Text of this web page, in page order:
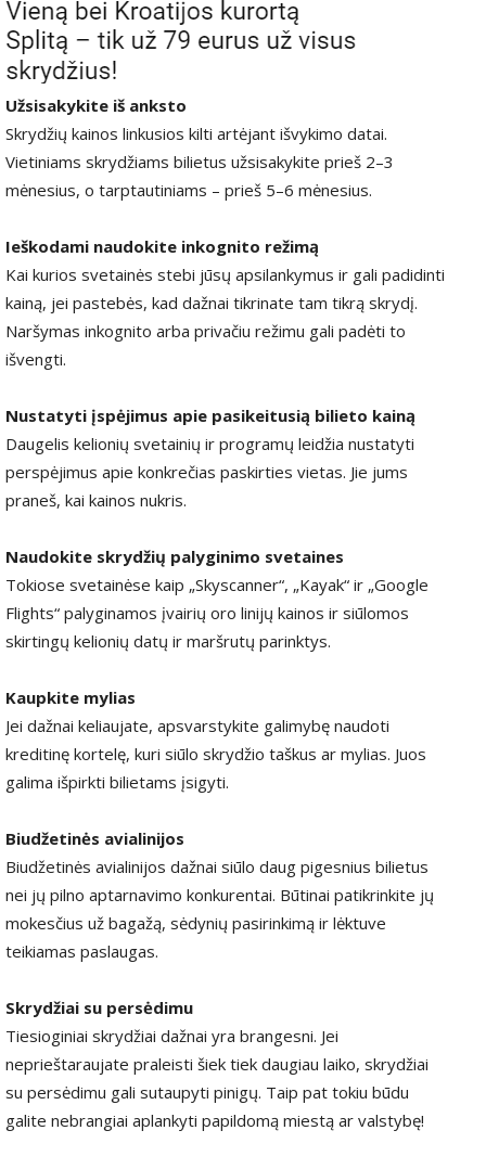
Užsisakykite iš anksto
Skrydžių kainos linkusios kilti artėjant išvykimo datai.
Vietiniams skrydžiams bilietus užsisakykite prieš 2–3
mėnesius, o tarptautiniams – prieš 5–6 mėnesius.
Ieškodami naudokite inkognito režimą
Kai kurios svetainės stebi jūsų apsilankymus ir gali padidinti
kainą, jei pastebės, kad dažnai tikrinate tam tikrą skrydį.
Naršymas inkognito arba privačiu režimu gali padėti to
išvengti.
Nustatyti įspėjimus apie pasikeitusią bilieto kainą
Daugelis kelionių svetainių ir programų leidžia nustatyti
perspėjimus apie konkrečias paskirties vietas. Jie jums
praneš, kai kainos nukris.
Naudokite skrydžių palyginimo svetaines
Tokiose svetainėse kaip „Skyscanner“, „Kayak“ ir „Google
Flights“ palyginamos įvairių oro linijų kainos ir siūlomos
skirtingų kelionių datų ir maršrutų parinktys.
Kaupkite mylias
Jei dažnai keliaujate, apsvarstykite galimybę naudoti
kreditinę kortelę, kuri siūlo skrydžio taškus ar mylias. Juos
galima išpirkti bilietams įsigyti.
Biudžetinės avialinijos
Biudžetinės avialinijos dažnai siūlo daug pigesnius bilietus
nei jų pilno aptarnavimo konkurentai. Būtinai patikrinkite jų
mokesčius už bagažą, sėdynių pasirinkimą ir lėktuve
teikiamas paslaugas.
Skrydžiai su persėdimu
Tiesioginiai skrydžiai dažnai yra brangesni. Jei
neprieštaraujate praleisti šiek tiek daugiau laiko, skrydžiai
su persėdimu gali sutaupyti pinigų. Taip pat tokiu būdu
galite nebrangiai aplankyti papildomą miestą ar valstybę!